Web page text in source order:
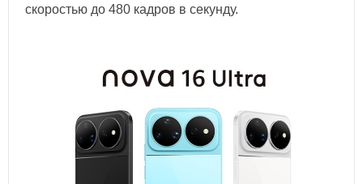
скоростью до 480 кадров в секунду.